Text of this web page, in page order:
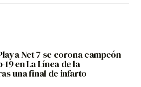
Net 7 se corona campeón
19 en La Línea de la
una final de infarto